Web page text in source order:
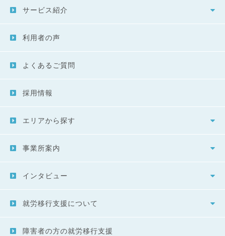
サービス紹介
利用者の声
よくあるご質問
採用情報
エリアから探す
事業所案内
インタビュー
就労移行支援について
障害者の方の就労移行支援